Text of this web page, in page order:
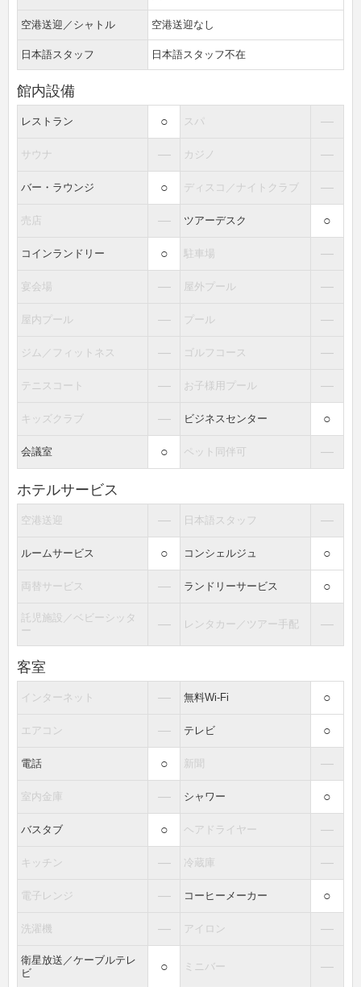
空港送迎／シャトル 空港送迎なし
日本語スタッフ 日本語スタッフ不在
館内設備
レストラン ○ スパ ―
サウナ ― カジノ ―
バー・ラウンジ ○ ディスコ／ナイトクラブ ―
売店 ― ツアーデスク ○
コインランドリー ○ 駐車場 ―
宴会場 ― 屋外プール ―
屋内プール ― プール ―
ジム／フィットネス ― ゴルフコース ―
テニスコート ― お子様用プール ―
キッズクラブ ― ビジネスセンター ○
会議室 ○ ペット同伴可 ―
ホテルサービス
空港送迎 ― 日本語スタッフ ―
ルームサービス ○ コンシェルジュ ○
両替サービス ― ランドリーサービス ○
託児施設／ベビーシッタ
ー
― レンタカー／ツアー手配 ―
客室
インターネット ― 無料Wi-Fi ○
エアコン ― テレビ ○
電話 ○ 新聞 ―
室内金庫 ― シャワー ○
バスタブ ○ ヘアドライヤー ―
キッチン ― 冷蔵庫 ―
電子レンジ ― コーヒーメーカー ○
洗濯機 ― アイロン ―
衛星放送／ケーブルテレ
ビ
○ ミニバー ―